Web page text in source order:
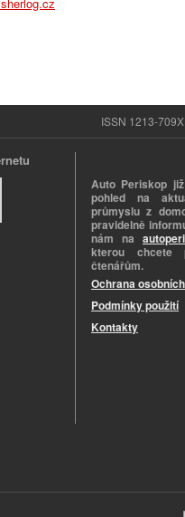
ISSN 1213-
Auto Periskop
pohled na
průmyslu z
pravidelně
nám na
kterou chcete
čtenářům.
Ochrana
Podmínky použití
Kontakty